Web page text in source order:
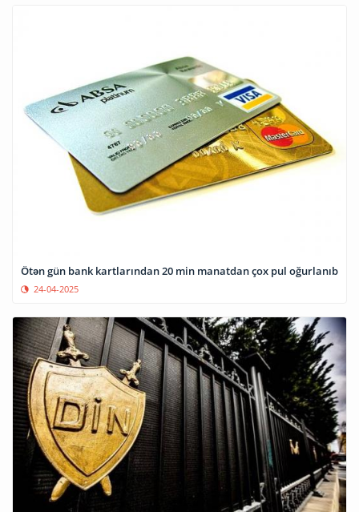
Ötən gün bank kartlarından 20 min manatdan çox pul oğurlanıb
24-04-2025